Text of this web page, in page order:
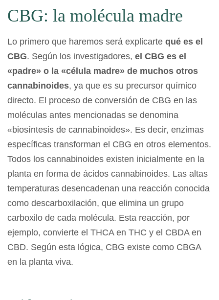
CBG: la molécula madre
Lo primero que haremos será explicarte qué es el
CBG. Según los investigadores, el CBG es el
«padre» o la «célula madre» de muchos otros
cannabinoides, ya que es su precursor químico
directo. El proceso de conversión de CBG en las
moléculas antes mencionadas se denomina
«biosíntesis de cannabinoides». Es decir, enzimas
específicas transforman el CBG en otros elementos.
Todos los cannabinoides existen inicialmente en la
planta en forma de ácidos cannabinoides. Las altas
temperaturas desencadenan una reacción conocida
como descarboxilación, que elimina un grupo
carboxilo de cada molécula. Esta reacción, por
ejemplo, convierte el THCA en THC y el CBDA en
CBD. Según esta lógica, CBG existe como CBGA
en la planta viva.